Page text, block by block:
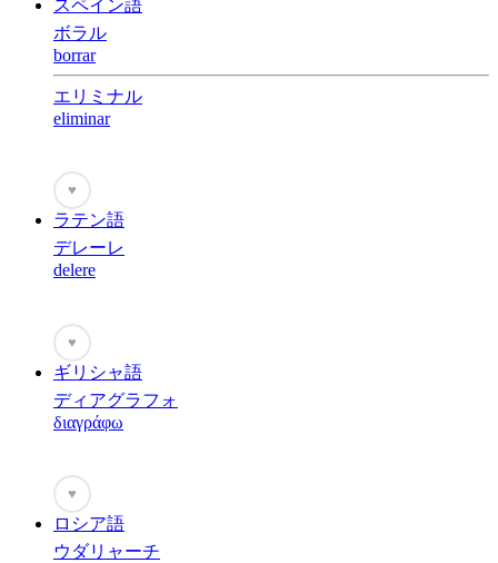
スペイン語
ボラル
borrar
エリミナル
eliminar
♥
ラテン語
デレーレ
delere
♥
ギリシャ語
ディアグラフォ
διαγράφω
♥
ロシア語
ウダリャーチ